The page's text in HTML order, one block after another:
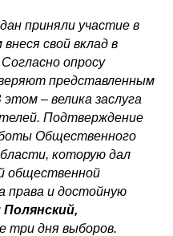
приняли участие в
свой вклад в
опросу
представленным
этом – велика заслуга
Подтверждение
Общественного
которую дал
общественной
права и достойную
три дня выборов.